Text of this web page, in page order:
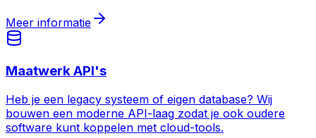
Meer informatie
Maatwerk API's
Heb je een legacy systeem of eigen database? Wij
bouwen een moderne API-laag zodat je ook oudere
software kunt koppelen met cloud-tools.